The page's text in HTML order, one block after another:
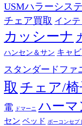
USMハラーシス
チェア買取 イン
カッシーナ
ハンセン＆サン キャ
スタンダードファ
取 チェア/椅
電
ドマーニ ハーマ
セン ベッド ボーコンセプ